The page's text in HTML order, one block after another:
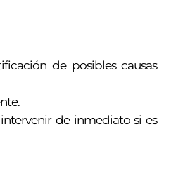
de posibles causas
de inmediato si es